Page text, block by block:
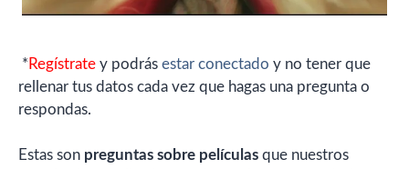
* Regístrate y podrás estar conectado y no tener que
rellenar tus datos cada vez que hagas una pregunta o
respondas.
Estas son preguntas sobre películas que nuestros